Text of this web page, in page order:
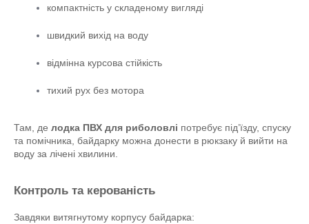
компактність у складеному вигляді
швидкий вихід на воду
відмінна курсова стійкість
тихий рух без мотора
Там, де лодка ПВХ для риболовлі потребує під’їзду, спуску
та помічника, байдарку можна донести в рюкзаку й вийти на
воду за лічені хвилини.
Контроль та керованість
Завдяки витягнутому корпусу байдарка: